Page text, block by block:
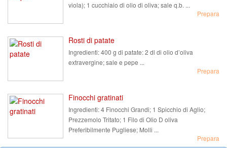
viola); 1 cucchiaio di olio di oliva; sale q.b. ...
Prepara
Rosti di patate
Ingredienti:400 g di patate: 2 dl di olio d’oliva
extravergine; sale e pepe ...
Prepara
Finocchi gratinati
Ingredienti:4 Finocchi Grandi; 1 Spicchio di Aglio;
Prezzemolo Tritato; 1 Filo di Olio D oliva
Preferibilmente Pugliese; Molli ...
Prepara